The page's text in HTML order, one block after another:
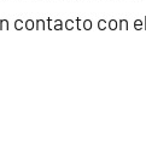
contacto con